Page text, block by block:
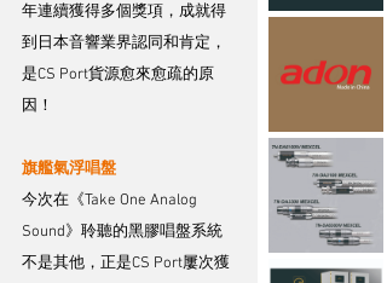
年連續獲得多個獎項，成就得
到日本音響業界認同和肯定，
是CS Port貨源愈來愈疏的原
因！
旗艦氣浮唱盤
今次在《Take One Analog
Sound》聆聽的黑膠唱盤系統
不是其他，正是CS Port屢次獲